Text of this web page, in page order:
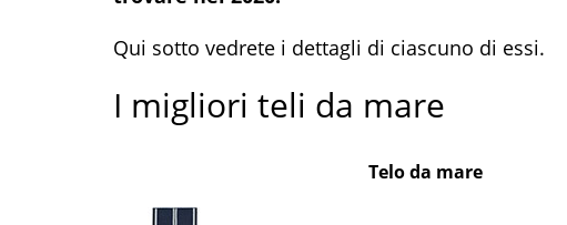
Qui sotto vedrete i dettagli di ciascuno di essi.
I migliori teli da mare
Telo da mare